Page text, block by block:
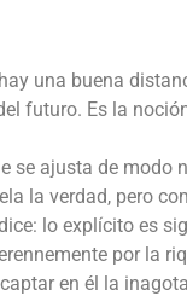
una buena
futuro. Es la
se ajusta de modo
la verdad, pero
lo explícito es
por la
en él la